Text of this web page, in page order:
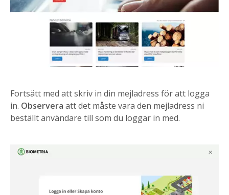
Fortsätt med att skriv in din mejladress för att logga
in. Observera att det måste vara den mejladress ni
beställt användare till som du loggar in med.